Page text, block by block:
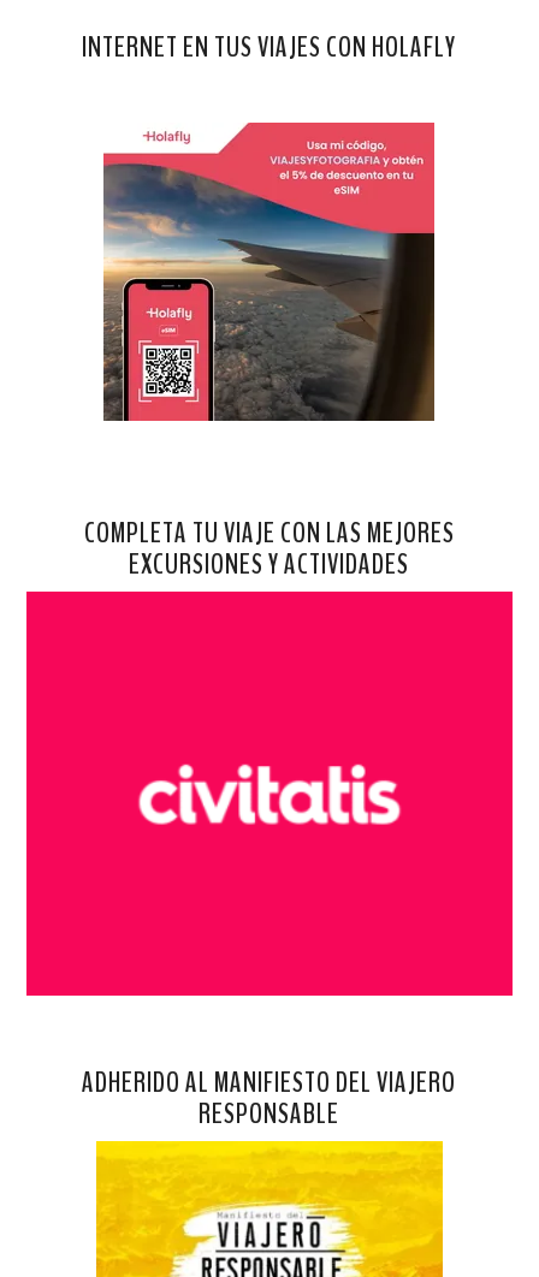
INTERNET EN TUS VIAJES CON HOLAFLY
COMPLETA TU VIAJE CON LAS MEJORES
EXCURSIONES Y ACTIVIDADES
ADHERIDO AL MANIFIESTO DEL VIAJERO
RESPONSABLE